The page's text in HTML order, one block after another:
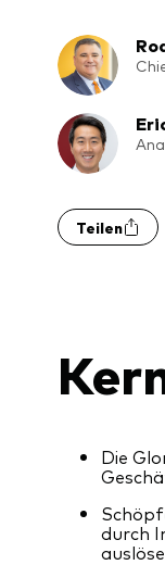
Teilen
Die
durch